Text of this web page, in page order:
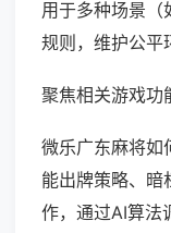
用于多种场景（
规则，维护公平
聚焦相关游戏功
微乐广东麻将如
能出牌策略、暗
作，通过AI算法